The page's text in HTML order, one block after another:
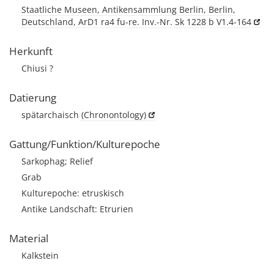
Staatliche Museen, Antikensammlung Berlin, Berlin,
Deutschland, ArD1 ra4 fu-re. Inv.-Nr. Sk 1228 b V1.4-164
Herkunft
Chiusi ?
Datierung
spätarchaisch (Chronontology)
Gattung/Funktion/Kulturepoche
Sarkophag; Relief
Grab
Kulturepoche: etruskisch
Antike Landschaft: Etrurien
Material
Kalkstein